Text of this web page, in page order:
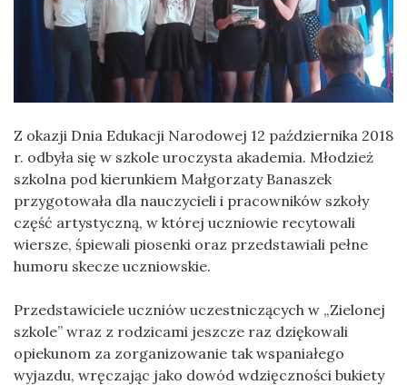
Z okazji Dnia Edukacji Narodowej 12 października 2018
r. odbyła się w szkole uroczysta akademia. Młodzież
szkolna pod kierunkiem Małgorzaty Banaszek
przygotowała dla nauczycieli i pracowników szkoły
część artystyczną, w której uczniowie recytowali
wiersze, śpiewali piosenki oraz przedstawiali pełne
humoru skecze uczniowskie.
Przedstawiciele uczniów uczestniczących w „Zielonej
szkole” wraz z rodzicami jeszcze raz dziękowali
opiekunom za zorganizowanie tak wspaniałego
wyjazdu, wręczając jako dowód wdzięczności bukiety